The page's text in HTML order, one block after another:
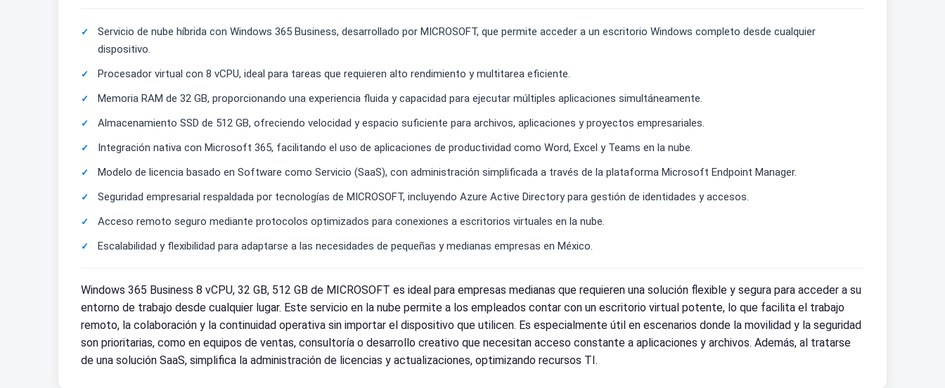
Servicio de nube híbrida con Windows 365 Business, desarrollado por MICROSOFT, que permite acceder a un escritorio Windows completo desde cualquier
dispositivo.
Procesador virtual con 8 vCPU, ideal para tareas que requieren alto rendimiento y multitarea eficiente.
Memoria RAM de 32 GB, proporcionando una experiencia fluida y capacidad para ejecutar múltiples aplicaciones simultáneamente.
Almacenamiento SSD de 512 GB, ofreciendo velocidad y espacio suficiente para archivos, aplicaciones y proyectos empresariales.
Integración nativa con Microsoft 365, facilitando el uso de aplicaciones de productividad como Word, Excel y Teams en la nube.
Modelo de licencia basado en Software como Servicio (SaaS), con administración simplificada a través de la plataforma Microsoft Endpoint Manager.
Seguridad empresarial respaldada por tecnologías de MICROSOFT, incluyendo Azure Active Directory para gestión de identidades y accesos.
Acceso remoto seguro mediante protocolos optimizados para conexiones a escritorios virtuales en la nube.
Escalabilidad y flexibilidad para adaptarse a las necesidades de pequeñas y medianas empresas en México.
Windows 365 Business 8 vCPU, 32 GB, 512 GB de MICROSOFT es ideal para empresas medianas que requieren una solución flexible y segura para acceder a su
entorno de trabajo desde cualquier lugar. Este servicio en la nube permite a los empleados contar con un escritorio virtual potente, lo que facilita el trabajo
remoto, la colaboración y la continuidad operativa sin importar el dispositivo que utilicen. Es especialmente útil en escenarios donde la movilidad y la seguridad
son prioritarias, como en equipos de ventas, consultoría o desarrollo creativo que necesitan acceso constante a aplicaciones y archivos. Además, al tratarse
de una solución SaaS, simplifica la administración de licencias y actualizaciones, optimizando recursos TI.